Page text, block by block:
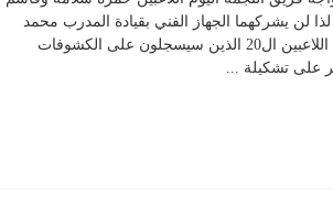
لن يشركهما الجهاز الفني بقيادة المدرب محمد
الدقة منذ بداية المباراة، رغم انه سيتم قيدهما في قائمة اللاعبين ال20 الذين سيسجلون على الكشوفات
على تشكيلة ...